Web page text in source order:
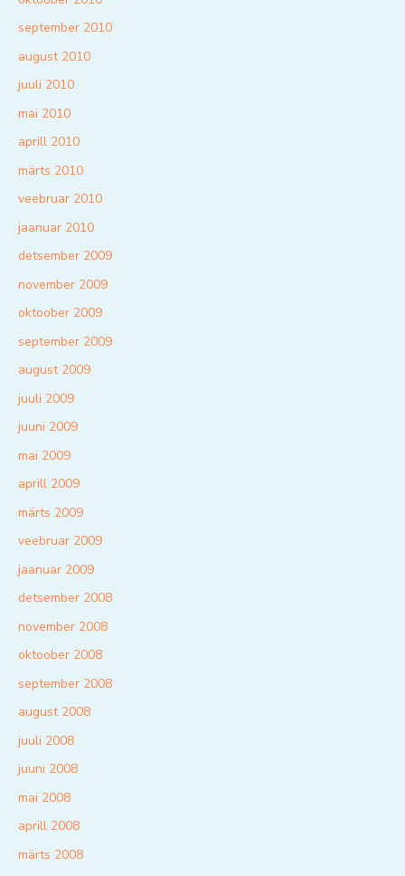
september 2010
august 2010
juuli 2010
mai 2010
aprill 2010
märts 2010
veebruar 2010
jaanuar 2010
detsember 2009
november 2009
oktoober 2009
september 2009
august 2009
juuli 2009
juuni 2009
mai 2009
aprill 2009
märts 2009
veebruar 2009
jaanuar 2009
detsember 2008
november 2008
oktoober 2008
september 2008
august 2008
juuli 2008
juuni 2008
mai 2008
aprill 2008
märts 2008